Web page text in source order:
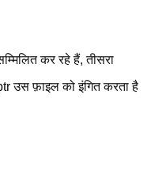
कर रहे हैं, तीसरा
उस फ़ाइल को इंगित करता है